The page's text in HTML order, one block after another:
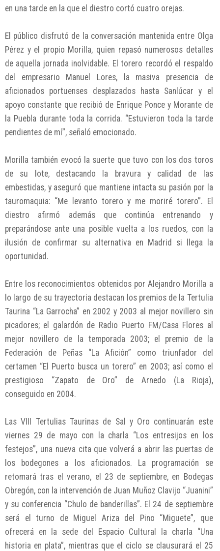
en una tarde en la que el diestro cortó cuatro orejas.
El público disfrutó de la conversación mantenida entre Olga
Pérez y el propio Morilla, quien repasó numerosos detalles
de aquella jornada inolvidable. El torero recordó el respaldo
del empresario Manuel Lores, la masiva presencia de
aficionados portuenses desplazados hasta Sanlúcar y el
apoyo constante que recibió de Enrique Ponce y Morante de
la Puebla durante toda la corrida. “Estuvieron toda la tarde
pendientes de mí”, señaló emocionado.
Morilla también evocó la suerte que tuvo con los dos toros
de su lote, destacando la bravura y calidad de las
embestidas, y aseguró que mantiene intacta su pasión por la
tauromaquia: “Me levanto torero y me moriré torero”. El
diestro afirmó además que continúa entrenando y
preparándose ante una posible vuelta a los ruedos, con la
ilusión de confirmar su alternativa en Madrid si llega la
oportunidad.
Entre los reconocimientos obtenidos por Alejandro Morilla a
lo largo de su trayectoria destacan los premios de la Tertulia
Taurina “La Garrocha” en 2002 y 2003 al mejor novillero sin
picadores; el galardón de Radio Puerto FM/Casa Flores al
mejor novillero de la temporada 2003; el premio de la
Federación de Peñas “La Afición” como triunfador del
certamen “El Puerto busca un torero” en 2003; así como el
prestigioso “Zapato de Oro” de Arnedo (La Rioja),
conseguido en 2004.
Las VIII Tertulias Taurinas de Sal y Oro continuarán este
viernes 29 de mayo con la charla “Los entresijos en los
festejos”, una nueva cita que volverá a abrir las puertas de
los bodegones a los aficionados. La programación se
retomará tras el verano, el 23 de septiembre, en Bodegas
Obregón, con la intervención de Juan Muñoz Clavijo “Juanini”
y su conferencia “Chulo de banderillas”. El 24 de septiembre
será el turno de Miguel Ariza del Pino “Miguete”, que
ofrecerá en la sede del Espacio Cultural la charla “Una
historia en plata”, mientras que el ciclo se clausurará el 25